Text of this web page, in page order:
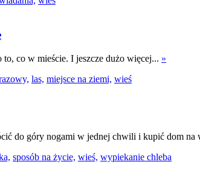
co w mieście. I jeszcze dużo więcej... »
las, miejsce na ziemi, wieś
do góry nogami w jednej chwili i kupić dom na
sposób na życie, wieś, wypiekanie chleba